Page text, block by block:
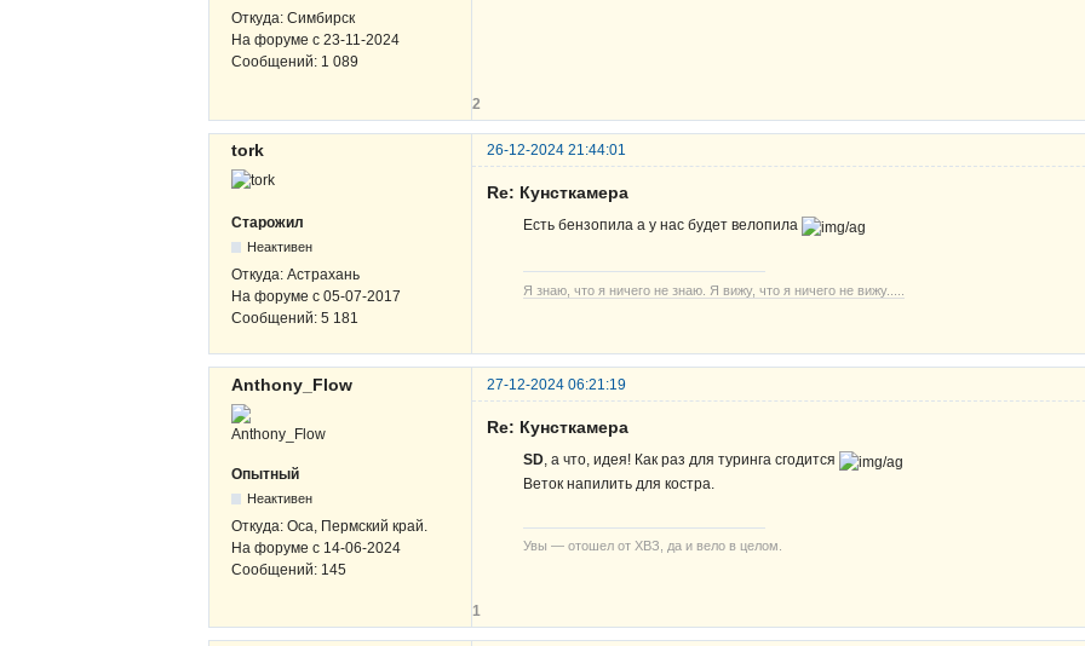
Откуда: Симбирск
На форуме с 23-11-2024
Сообщений: 1 089
2
tork 26-12-2024 21:44:01
Старожил
Неактивен
Откуда: Астрахань
На форуме с 05-07-2017
Сообщений: 5 181
Re: Кунсткамера
Есть бензопила а у нас будет велопила
Я знаю, что я ничего не знаю. Я вижу, что я ничего не вижу.....
Anthony_Flow 27-12-2024 06:21:19
Опытный
Неактивен
Откуда: Оса, Пермский край.
На форуме с 14-06-2024
Сообщений: 145
Re: Кунсткамера
SD, а что, идея! Как раз для туринга сгодится
Веток напилить для костра.
Увы — отошел от ХВЗ, да и вело в целом.
1